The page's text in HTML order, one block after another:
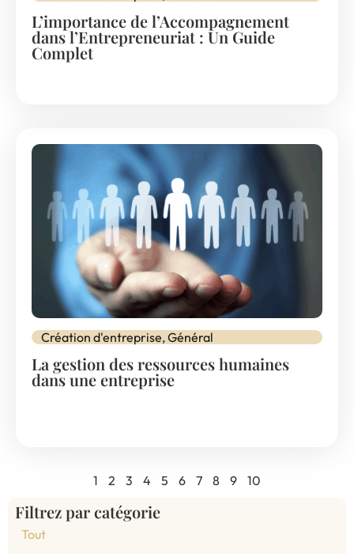
L’importance de l’Accompagnement
dans l’Entrepreneuriat : Un Guide
Complet
Création d'entreprise,Général
La gestion des ressources humaines
dans une entreprise
1 2 3 4 5 6 7 8 9 10
Filtrez par catégorie
Tout